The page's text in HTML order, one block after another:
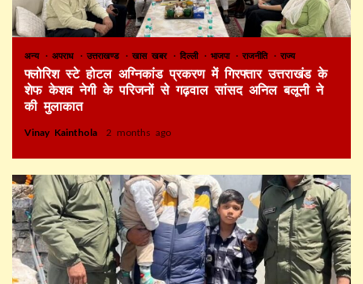
अन्य अपराध उत्तराखण्ड खास खबर दिल्ली भाजपा राजनीति राज्य
फ्लोरिश स्टे होटल अग्निकांड प्रकरण में गिरफ्तार उत्तराखंड के
शेफ केशव नेगी के परिजनों से गढ़वाल सांसद अनिल बलूनी ने
की मुलाकात
Vinay Kainthola 2 months ago